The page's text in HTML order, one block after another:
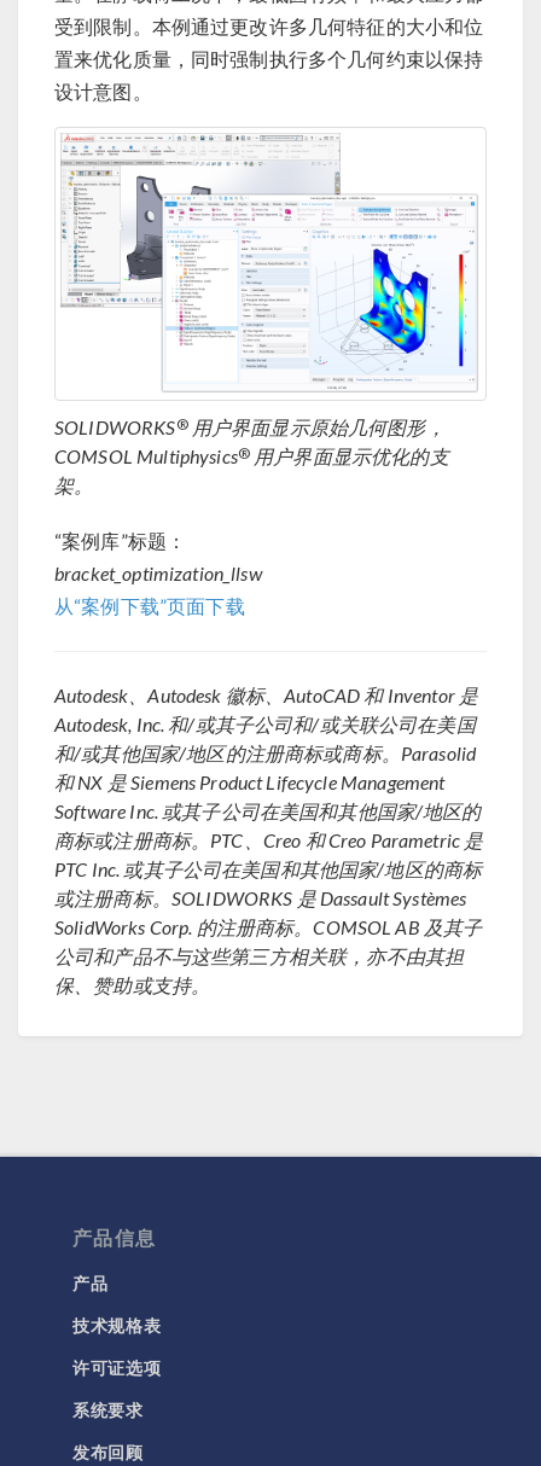
受到限制。本例通过更改许多几何特征的大小和位
置来优化质量，同时强制执行多个几何约束以保持
设计意图。
SOLIDWORKS®用户界面显示原始几何图形，
COMSOL Multiphysics® 用户界面显示优化的支
架。
“案例库”标题：
bracket_optimization_llsw
从“案例下载”页面下载
Autodesk、Autodesk 徽标、AutoCAD 和 Inventor 是
Autodesk, Inc. 和/或其子公司和/或关联公司在美国
和/或其他国家/地区的注册商标或商标。Parasolid
和 NX 是 Siemens Product Lifecycle Management
Software Inc. 或其子公司在美国和其他国家/地区的
商标或注册商标。PTC、Creo 和 Creo Parametric 是
PTC Inc. 或其子公司在美国和其他国家/地区的商标
或注册商标。SOLIDWORKS 是 Dassault Systèmes
SolidWorks Corp. 的注册商标。COMSOL AB 及其子
公司和产品不与这些第三方相关联，亦不由其担
保、赞助或支持。
产品信息
产品
技术规格表
许可证选项
系统要求
发布回顾